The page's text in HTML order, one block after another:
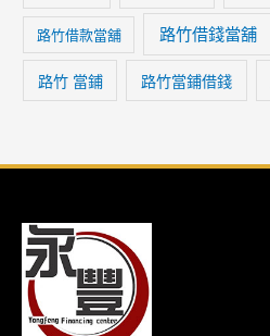
路竹借款當舖 路竹借錢當舖
路竹 當鋪 路竹當鋪借錢